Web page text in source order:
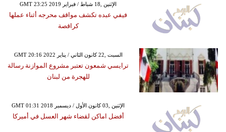
GMT 23:25 2019 الإثنين ,18 شباط / فبراير
فيفي عبده تكشف مواقف محرجه أثناء عملها
كراقصة
GMT 20:16 2022 السبت ,22 كانون الثاني / يناير
ترايسي شمعون تعتبر مشروع الموازنة رسالة
للهجرة من لبنان
GMT 01:31 2018 الإثنين ,03 كانون الأول / ديسمبر
أفضل اماكن لقضاء شهر العسل في أميركا